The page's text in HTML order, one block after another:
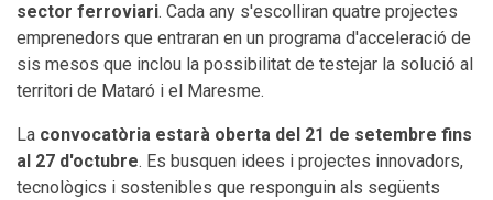
sector ferroviari. Cada any s'escolliran quatre projectes
emprenedors que entraran en un programa d'acceleració de
sis mesos que inclou la possibilitat de testejar la solució al
territori de Mataró i el Maresme.
La convocatòria estarà oberta del 21 de setembre fins
al 27 d'octubre. Es busquen idees i projectes innovadors,
tecnològics i sostenibles que responguin als següents